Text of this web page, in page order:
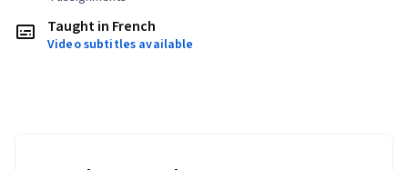
Taught in French
Video subtitles available